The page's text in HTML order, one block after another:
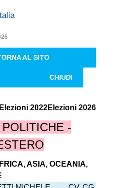
AL SITO
CHIUDI
Elezioni 2026
Elezioni 2022
-
ASIA, OCEANIA,